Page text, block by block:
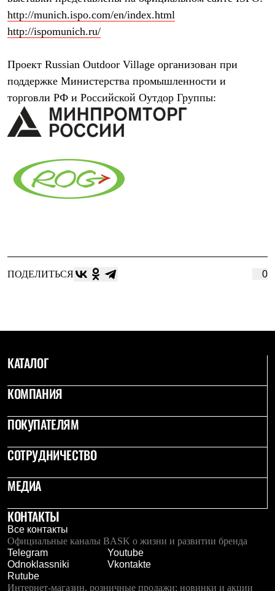
Стать дилером
Корпоративным клиентам
Услуги
Медиа
http://munich.ispo.com/en/index.html
http://ispomunich.ru/
Проект Russian Outdoor Village организован при
поддержке Министерства промышленности и
торговли РФ и Российской Оутдор Группы:
ПОДЕЛИТЬСЯ 0
КАТАЛОГ
КОМПАНИЯ
ПОКУПАТЕЛЯМ
СОТРУДНИЧЕСТВО
МЕДИА
КОНТАКТЫ
Все контакты
Официальные каналы BASK о жизни и развитии бренда
Telegram
Youtube
Odnoklassniki
Vkontakte
Rutube
Интернет-магазин, розничные продажи: новинки и акции